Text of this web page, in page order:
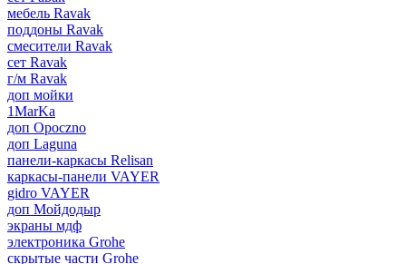
мебель Ravak
поддоны Ravak
смесители Ravak
сет Ravak
г/м Ravak
доп мойки
1MarKa
доп Opoczno
доп Laguna
панели-каркасы Relisan
каркасы-панели VAYER
gidro VAYER
доп Мойдодыр
экраны мдф
электроника Grohe
скрытые части Grohe